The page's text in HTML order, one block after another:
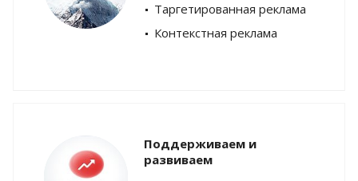
Таргетированная реклама
Контекстная реклама
Поддерживаем и
развиваем